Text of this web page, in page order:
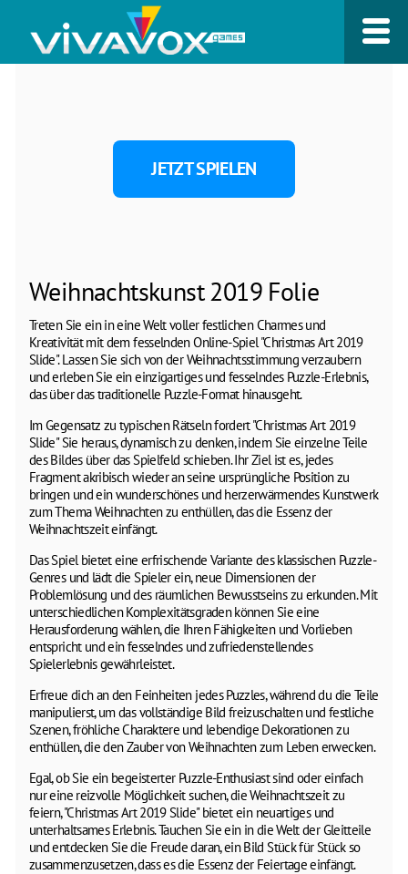
JETZT SPIELEN
Weihnachtskunst 2019 Folie
Treten Sie ein in eine Welt voller festlichen Charmes und
Kreativität mit dem fesselnden Online-Spiel "Christmas Art 2019
Slide". Lassen Sie sich von der Weihnachtsstimmung verzaubern
und erleben Sie ein einzigartiges und fesselndes Puzzle-Erlebnis,
das über das traditionelle Puzzle-Format hinausgeht.
Im Gegensatz zu typischen Rätseln fordert "Christmas Art 2019
Slide" Sie heraus, dynamisch zu denken, indem Sie einzelne Teile
des Bildes über das Spielfeld schieben. Ihr Ziel ist es, jedes
Fragment akribisch wieder an seine ursprüngliche Position zu
bringen und ein wunderschönes und herzerwärmendes Kunstwerk
zum Thema Weihnachten zu enthüllen, das die Essenz der
Weihnachtszeit einfängt.
Das Spiel bietet eine erfrischende Variante des klassischen Puzzle-
Genres und lädt die Spieler ein, neue Dimensionen der
Problemlösung und des räumlichen Bewusstseins zu erkunden. Mit
unterschiedlichen Komplexitätsgraden können Sie eine
Herausforderung wählen, die Ihren Fähigkeiten und Vorlieben
entspricht und ein fesselndes und zufriedenstellendes
Spielerlebnis gewährleistet.
Erfreue dich an den Feinheiten jedes Puzzles, während du die Teile
manipulierst, um das vollständige Bild freizuschalten und festliche
Szenen, fröhliche Charaktere und lebendige Dekorationen zu
enthüllen, die den Zauber von Weihnachten zum Leben erwecken.
Egal, ob Sie ein begeisterter Puzzle-Enthusiast sind oder einfach
nur eine reizvolle Möglichkeit suchen, die Weihnachtszeit zu
feiern, "Christmas Art 2019 Slide" bietet ein neuartiges und
unterhaltsames Erlebnis. Tauchen Sie ein in die Welt der Gleitteile
und entdecken Sie die Freude daran, ein Bild Stück für Stück so
zusammenzusetzen, dass es die Essenz der Feiertage einfängt.